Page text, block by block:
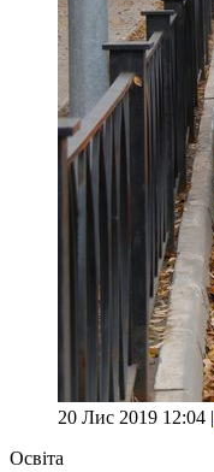
20 Лис 2019 12:04 |
Освіта